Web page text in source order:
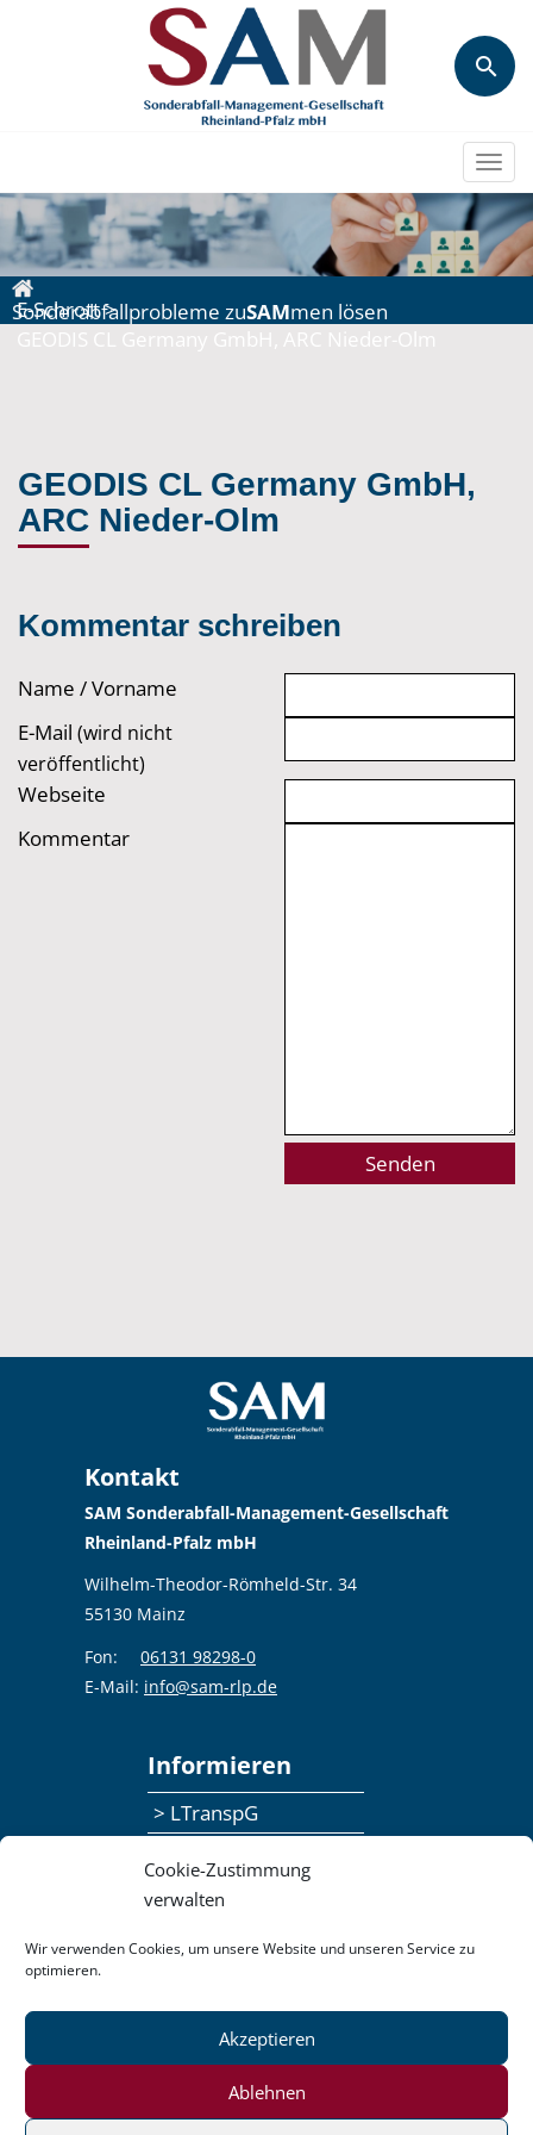
Cookie-Zustimmung
verwalten
Wir verwenden Cookies, um unsere Website und unseren Service zu
optimieren.
Akzeptieren
Ablehnen
E-Schrott>
Sonderabfallprobleme zuSAMmen lösen
GEODIS CL Germany GmbH,
ARC Nieder-Olm
Kommentar schreiben
Name / Vorname
E-Mail (wird nicht
veröffentlicht)
Webseite
Kommentar
Kontakt
SAM Sonderabfall-Management-Gesellschaft
Rheinland-Pfalz mbH
Wilhelm-Theodor-Römheld-Str. 34
55130 Mainz
Fon:
06131 98298-0
E-Mail: info@sam-rlp.de
Informieren
> LTranspG
> Publikationen
Datenschutzerklärung
Impressum
Pressemitteilungen
Barrierefreiheit